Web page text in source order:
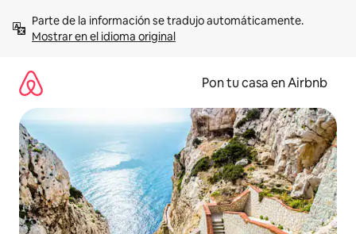
contenidoMostrar en el idioma original
Pon tu casa en Airbnb